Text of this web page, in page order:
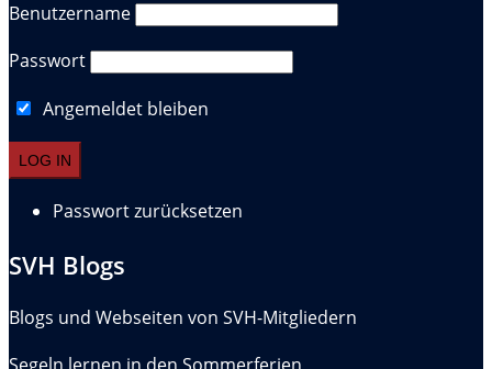
Benutzername
Passwort
Angemeldet bleiben
Passwort zurücksetzen
SVH Blogs
Blogs und Webseiten von SVH-Mitgliedern